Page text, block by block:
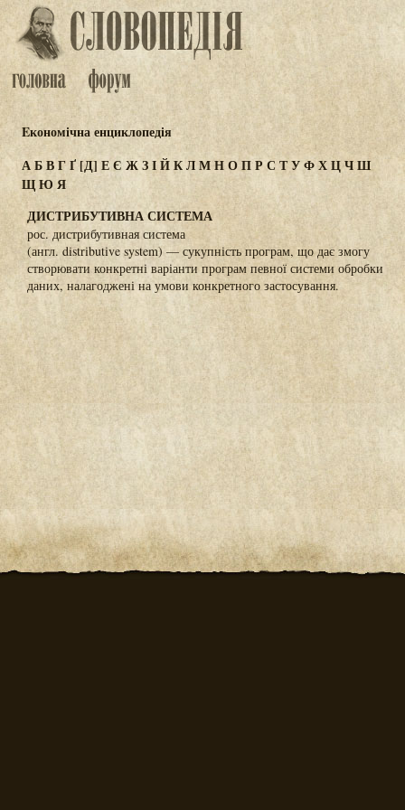
Eкономічна енциклопедія
АБВГҐ[Д] ЕЄ ЖЗІЙКЛМНОПР С ТУФХЦЧШ
ЩЮ Я
ДИСТРИБУТИВНА СИСТЕМА
рос. дистрибутивная система
(англ. distributive system) — сукупність програм, що дає змогу
створювати конкретні варіанти програм певної системи обробки
даних, налагоджені на умови конкретного застосування.